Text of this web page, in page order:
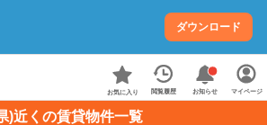
ダウンロード
お気に入り 閲覧履歴 お知らせ マイページ
)近くの賃貸物件一覧